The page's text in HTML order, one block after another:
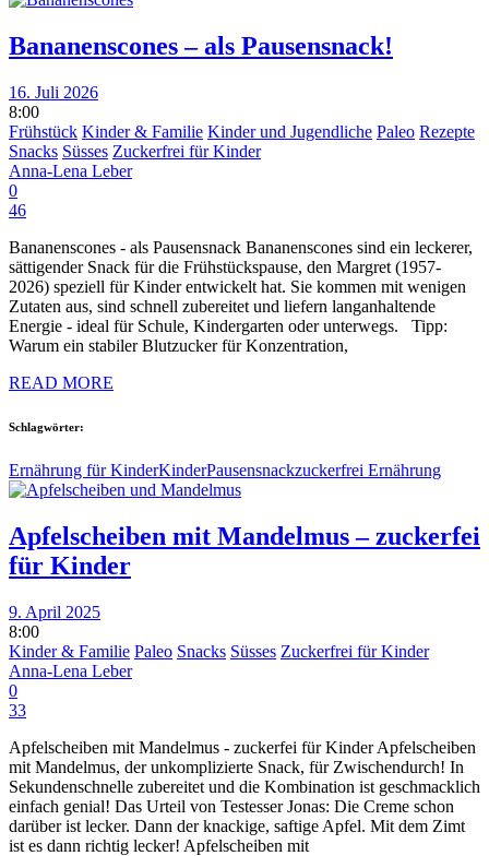
Bananenscones – als Pausensnack!
16. Juli 2026
8:00
Frühstück Kinder & Familie Kinder und Jugendliche Paleo Rezepte
Snacks Süsses Zuckerfrei für Kinder
Anna-Lena Leber
0
46
Bananenscones - als Pausensnack Bananenscones sind ein leckerer,
sättigender Snack für die Frühstückspause, den Margret (1957-
2026) speziell für Kinder entwickelt hat. Sie kommen mit wenigen
Zutaten aus, sind schnell zubereitet und liefern langanhaltende
Energie - ideal für Schule, Kindergarten oder unterwegs. Tipp:
Warum ein stabiler Blutzucker für Konzentration,
READ MORE
Schlagwörter:
Ernährung für KinderKinderPausensnackzuckerfrei Ernährung
Apfelscheiben mit Mandelmus – zuckerfei
für Kinder
9. April 2025
8:00
Kinder & Familie Paleo Snacks Süsses Zuckerfrei für Kinder
Anna-Lena Leber
0
33
Apfelscheiben mit Mandelmus - zuckerfei für Kinder Apfelscheiben
mit Mandelmus, der unkomplizierte Snack, für Zwischendurch! In
Sekundenschnelle zubereitet und die Kombination ist geschmacklich
einfach genial! Das Urteil von Testesser Jonas: Die Creme schon
darüber ist lecker. Dann der knackige, saftige Apfel. Mit dem Zimt
ist es dann richtig lecker! Apfelscheiben mit